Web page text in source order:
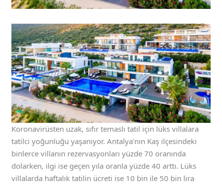
Koronavirüsten uzak, sıfır temaslı tatil için lüks villalara
tatilci yoğunluğu yaşanıyor. Antalya’nın Kaş ilçesindeki
binlerce villanın rezervasyonları yüzde 70 oranında
dolarken, ilgi ise geçen yıla oranla yüzde 40 arttı. Lüks
villalarda haftalık tatilin ücreti ise 10 bin ile 50 bin lira